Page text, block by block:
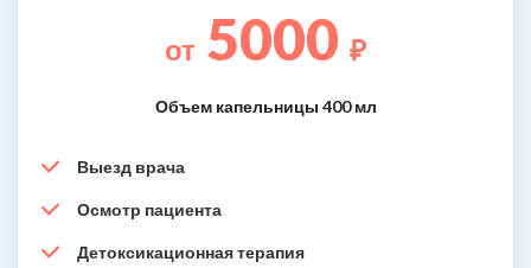
от 5000 ₽
Объем капельницы 400 мл
Выезд врача
Осмотр пациента
Детоксикационная терапия